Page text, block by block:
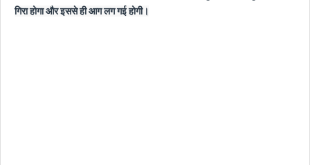
गिरा होगा और इससे ही आग लग गई होगी।